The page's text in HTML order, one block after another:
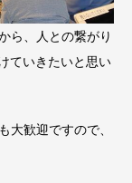
ら、人との繋がり
ていきたいと思い
大歓迎ですので、